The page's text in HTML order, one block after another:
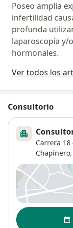
Poseo amplia
infertilidad
profunda
laparoscopia y/
hormonales.
Ver todos los
Consultorio
Carrera 18
Chapinero,
Disponibilidad